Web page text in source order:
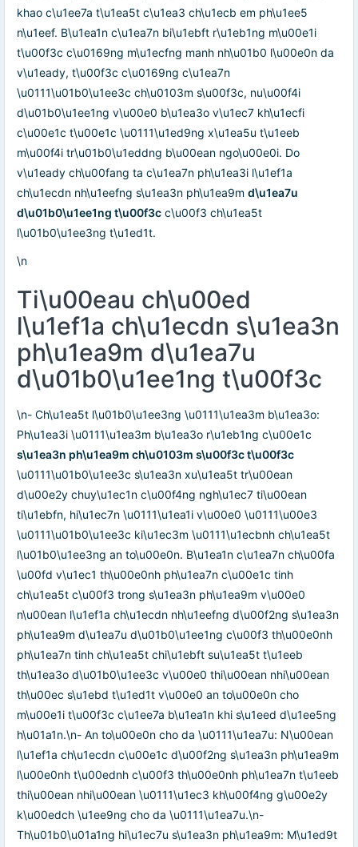
khao c\u1ee7a t\u1ea5t c\u1ea3 ch\u1ecb em ph\u1ee5
n\u1eef. B\u1ea1n c\u1ea7n bi\u1ebft r\u1eb1ng m\u00e1i
t\u00f3c c\u0169ng m\u1ecfng manh nh\u01b0 l\u00e0n da
v\u1eady, t\u00f3c c\u0169ng c\u1ea7n
\u0111\u01b0\u1ee3c ch\u0103m s\u00f3c, nu\u00f4i
d\u01b0\u1ee1ng v\u00e0 b\u1ea3o v\u1ec7 kh\u1ecfi
c\u00e1c t\u00e1c \u0111\u1ed9ng x\u1ea5u t\u1eeb
m\u00f4i tr\u01b0\u1eddng b\u00ean ngo\u00e0i. Do
v\u1eady ch\u00fang ta c\u1ea7n ph\u1ea3i l\u1ef1a
ch\u1ecdn nh\u1eefng s\u1ea3n ph\u1ea9m d\u1ea7u
d\u01b0\u1ee1ng t\u00f3c c\u00f3 ch\u1ea5t
l\u01b0\u1ee3ng t\u1ed1t.
\n
Ti\u00eau ch\u00ed
l\u1ef1a ch\u1ecdn s\u1ea3n
ph\u1ea9m d\u1ea7u
d\u01b0\u1ee1ng t\u00f3c
\n- Ch\u1ea5t l\u01b0\u1ee3ng \u0111\u1ea3m b\u1ea3o:
Ph\u1ea3i \u0111\u1ea3m b\u1ea3o r\u1eb1ng c\u00e1c
s\u1ea3n ph\u1ea9m ch\u0103m s\u00f3c t\u00f3c
\u0111\u01b0\u1ee3c s\u1ea3n xu\u1ea5t tr\u00ean
d\u00e2y chuy\u1ec1n c\u00f4ng ngh\u1ec7 ti\u00ean
ti\u1ebfn, hi\u1ec7n \u0111\u1ea1i v\u00e0 \u0111\u00e3
\u0111\u01b0\u1ee3c ki\u1ec3m \u0111\u1ecbnh ch\u1ea5t
l\u01b0\u1ee3ng an to\u00e0n. B\u1ea1n c\u1ea7n ch\u00fa
\u00fd v\u1ec1 th\u00e0nh ph\u1ea7n c\u00e1c tinh
ch\u1ea5t c\u00f3 trong s\u1ea3n ph\u1ea9m v\u00e0
n\u00ean l\u1ef1a ch\u1ecdn nh\u1eefng d\u00f2ng s\u1ea3n
ph\u1ea9m d\u1ea7u d\u01b0\u1ee1ng c\u00f3 th\u00e0nh
ph\u1ea7n tinh ch\u1ea5t chi\u1ebft su\u1ea5t t\u1eeb
th\u1ea3o d\u01b0\u1ee3c v\u00e0 thi\u00ean nhi\u00ean
th\u00ec s\u1ebd t\u1ed1t v\u00e0 an to\u00e0n cho
m\u00e1i t\u00f3c c\u1ee7a b\u1ea1n khi s\u1eed d\u1ee5ng
h\u01a1n.\n- An to\u00e0n cho da \u0111\u1ea7u: N\u00ean
l\u1ef1a ch\u1ecdn c\u00e1c d\u00f2ng s\u1ea3n ph\u1ea9m
l\u00e0nh t\u00ednh c\u00f3 th\u00e0nh ph\u1ea7n t\u1eeb
thi\u00ean nhi\u00ean \u0111\u1ec3 kh\u00f4ng g\u00e2y
k\u00edch \u1ee9ng cho da \u0111\u1ea7u.\n-
Th\u01b0\u01a1ng hi\u1ec7u s\u1ea3n ph\u1ea9m: M\u1ed9t